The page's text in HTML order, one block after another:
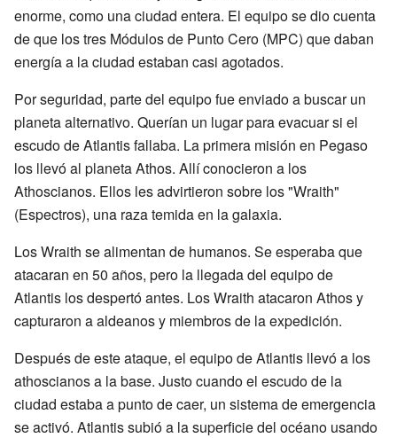
enorme, como una ciudad entera. El equipo se dio cuenta
de que los tres Módulos de Punto Cero (MPC) que daban
energía a la ciudad estaban casi agotados.
Por seguridad, parte del equipo fue enviado a buscar un
planeta alternativo. Querían un lugar para evacuar si el
escudo de Atlantis fallaba. La primera misión en Pegaso
los llevó al planeta Athos. Allí conocieron a los
Athoscianos. Ellos les advirtieron sobre los "Wraith"
(Espectros), una raza temida en la galaxia.
Los Wraith se alimentan de humanos. Se esperaba que
atacaran en 50 años, pero la llegada del equipo de
Atlantis los despertó antes. Los Wraith atacaron Athos y
capturaron a aldeanos y miembros de la expedición.
Después de este ataque, el equipo de Atlantis llevó a los
athoscianos a la base. Justo cuando el escudo de la
ciudad estaba a punto de caer, un sistema de emergencia
se activó. Atlantis subió a la superficie del océano usando